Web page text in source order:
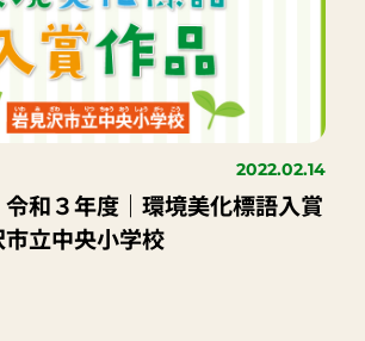
2022.02.14
令和３年度｜環境美化標語入賞
立中央小学校